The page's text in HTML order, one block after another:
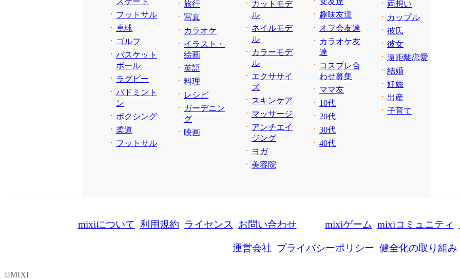
フットサル
卓球
ゴルフ
バスケット
ボール
ラグビー
バドミント
ン
ボクシング
柔道
フットサル
旅行
写真
カラオケ
イラスト・
絵画
英語
料理
レシピ
ガーデニン
グ
映画
カットモデ
ル
ネイルモデ
ル
カラーモデ
ル
エクササイ
ズ
スキンケア
マッサージ
アンチエイ
ジング
ヨガ
美容院
趣味友達
オフ会友達
カラオケ友
達
コスプレ合
わせ募集
ママ友
10代
20代
30代
40代
両想い
カップル
彼氏
彼女
遠距離恋愛
結婚
妊娠
出産
子育て
mixiについて 利用規約 ライセンス お問い合わせ mixiゲーム mixiコミュニティ
運営会社 プライバシーポリシー 健全化の取り組み
©MIXI